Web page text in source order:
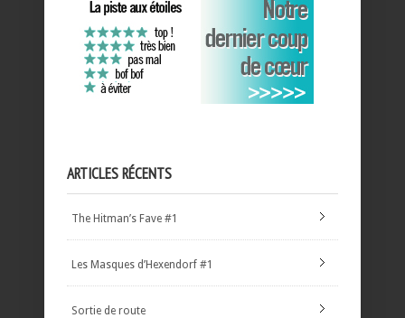
ARTICLES RÉCENTS
The Hitman’s Fave #1
Les Masques d’Hexendorf #1
Sortie de route